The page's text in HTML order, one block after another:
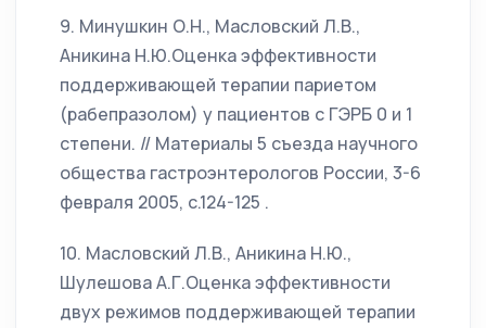
9. Минушкин О.Н., Масловский Л.В.,
Аникина Н.Ю.Оценка эффективности
поддерживающей терапии париетом
(рабепразолом) у пациентов с ГЭРБ 0 и 1
степени. // Материалы 5 съезда научного
общества гастроэнтерологов России, 3-6
февраля 2005, с.124-125 .
10. Масловский Л.В., Аникина Н.Ю.,
Шулешова А.Г.Оценка эффективности
двух режимов поддерживающей терапии